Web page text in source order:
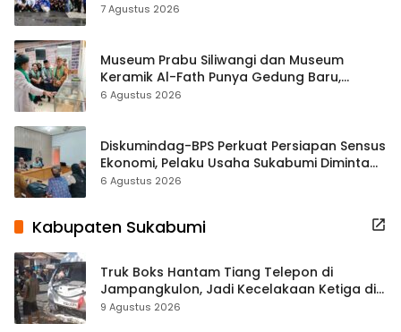
ASRI Lewat Aksi Bersih Masjid Agung
7 Agustus 2026
Museum Prabu Siliwangi dan Museum
Keramik Al-Fath Punya Gedung Baru,
Hampir 500 Koleksi Dipisahkan
6 Agustus 2026
Diskumindag-BPS Perkuat Persiapan Sensus
Ekonomi, Pelaku Usaha Sukabumi Diminta
Terbuka Beri Data
6 Agustus 2026
Kabupaten Sukabumi
Truk Boks Hantam Tiang Telepon di
Jampangkulon, Jadi Kecelakaan Ketiga di
Titik yang Sama
9 Agustus 2026